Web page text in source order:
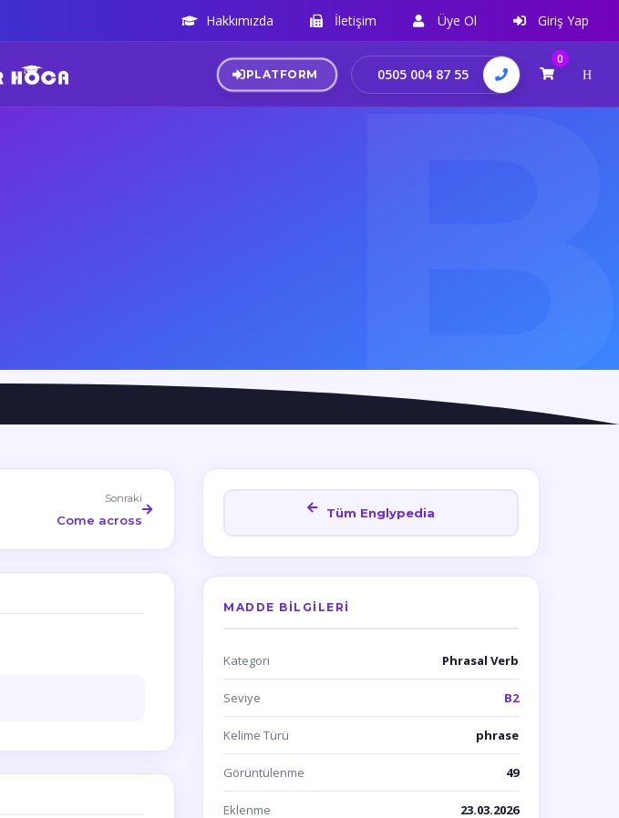
Hakkımızda İletişim Üye Ol Giriş Yap
PLATFORM 0505 004 87 55
0
Sonraki
Come across Tüm Englypedia
MADDE BILGILERI
Kategori Phrasal Verb
Seviye B2
Kelime Türü phrase
Görüntülenme 49
Eklenme 23.03.2026